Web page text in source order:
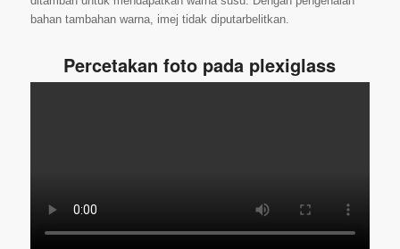
bahan tambahan warna, imej tidak diputarbelitkan.
Percetakan foto pada plexiglass